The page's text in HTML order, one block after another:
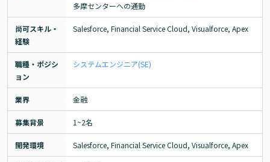
多摩センターへの通勤
尚可スキル・
経験
Salesforce, Financial Service Cloud, Visualforce, Apex
職種・ポジシ
ョン
システムエンジニア(SE)
業界 金融
募集背景 1~2名
開発環境 Salesforce, Financial Service Cloud, Visualforce, Apex